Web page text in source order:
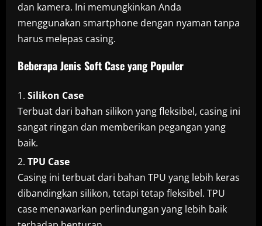
dan kamera. Ini memungkinkan Anda
menggunakan smartphone dengan nyaman tanpa
harus melepas casing.
Beberapa Jenis Soft Case yang Populer
Silikon Case
Terbuat dari bahan silikon yang fleksibel, casing ini
sangat ringan dan memberikan pegangan yang
baik.
TPU Case
Casing ini terbuat dari bahan TPU yang lebih keras
dibandingkan silikon, tetapi tetap fleksibel. TPU
case menawarkan perlindungan yang lebih baik